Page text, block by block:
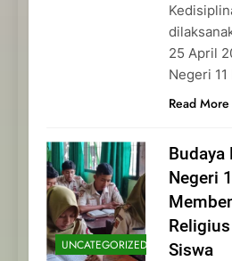
25 April
Negeri
Read More
UNCATEGORIZED
Negeri
Siswa